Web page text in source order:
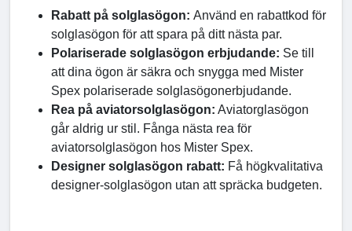
Rabatt på solglasögon: Använd en rabattkod för
solglasögon för att spara på ditt nästa par.
Polariserade solglasögon erbjudande: Se till
att dina ögon är säkra och snygga med Mister
Spex polariserade solglasögonerbjudande.
Rea på aviatorsolglasögon: Aviatorglasögon
går aldrig ur stil. Fånga nästa rea för
aviatorsolglasögon hos Mister Spex.
Designer solglasögon rabatt: Få högkvalitativa
designer-solglasögon utan att spräcka budgeten.